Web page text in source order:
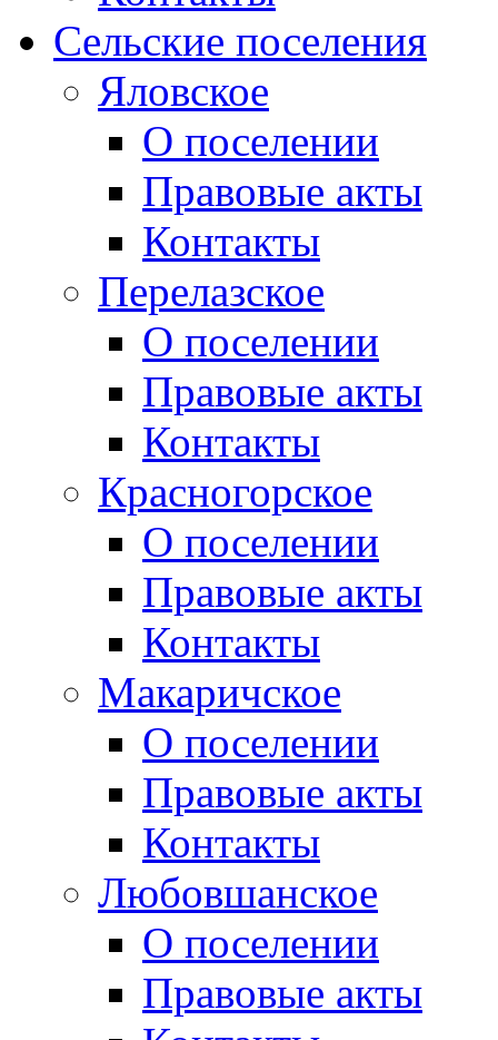
Сельские поселения
Яловское
О поселении
Правовые акты
Контакты
Перелазское
О поселении
Правовые акты
Контакты
Красногорское
О поселении
Правовые акты
Контакты
Макаричское
О поселении
Правовые акты
Контакты
Любовшанское
О поселении
Правовые акты